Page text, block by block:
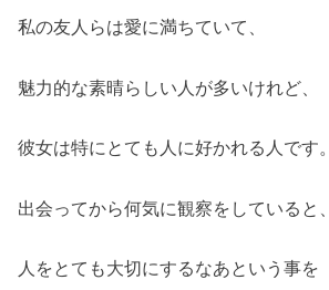
私の友人らは愛に満ちていて、
魅力的な素晴らしい人が多いけれど、
彼女は特にとても人に好かれる人です。
出会ってから何気に観察をしていると、
人をとても大切にするなあという事を